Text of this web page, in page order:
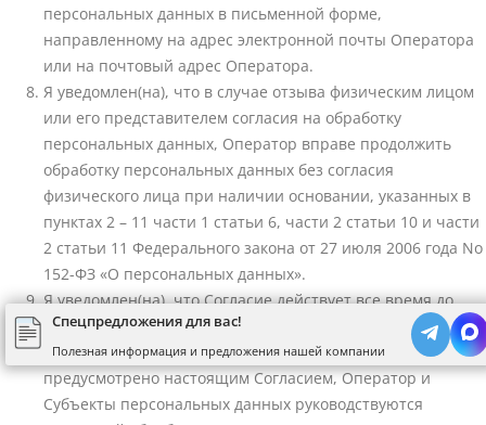
персональных данных в письменной форме,
направленному на адрес электронной почты Оператора
или на почтовый адрес Оператора.
Я уведомлен(на), что в случае отзыва физическим лицом
или его представителем согласия на обработку
персональных данных, Оператор вправе продолжить
обработку персональных данных без согласия
физического лица при наличии основании, указанных в
пунктах 2 – 11 части 1 статьи 6, части 2 статьи 10 и части
2 статьи 11 Федерального закона от 27 июля 2006 года No
152-ФЗ «О персональных данных».
Я уведомлен(на), что Согласие действует все время до
момента прекращения обработки персональных данных.
Я уведомлен(на), что во всем остальном, что не
предусмотрено настоящим Согласием, Оператор и
Субъекты персональных данных руководствуются
Спецпредложения для вас!
Полезная информация и предложения нашей компании